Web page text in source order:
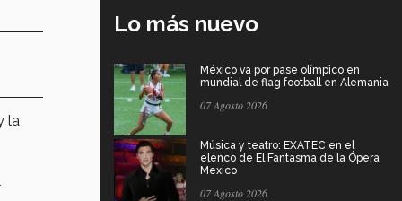
la
Lo más nuevo
México va por pase olímpico en
mundial de flag football en Alemania
07 Agosto 2026
Música y teatro: EXATEC en el
elenco de El Fantasma de la Ópera
Mexico
07 Agosto 2026